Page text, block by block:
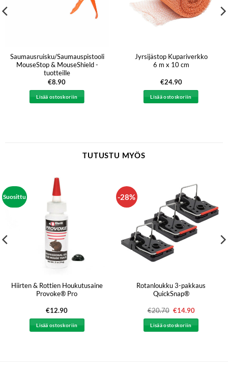
Saumausruisku/Saumauspistooli
MouseStop & MouseShield -
tuotteille
€8.90
Lisää ostoskoriin
Jyrsijästop Kupariverkko
6 m x 10 cm
€24.90
Lisää ostoskoriin
TUTUSTU MYÖS
Suosittu
Hiirten & Rottien Houkutusaine
Provoke® Pro
€12.90
Lisää ostoskoriin
-28%
Rotanloukku 3-pakkaus
QuickSnap®
€20.70 Alkuperäinen
oli:
€20.70.
€14.90Nykyinen
Lisää ostoskoriin